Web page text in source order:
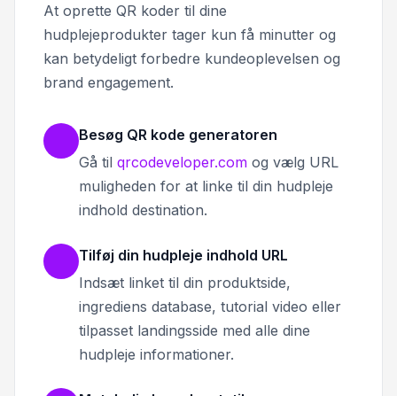
At oprette QR koder til dine
hudplejeprodukter tager kun få minutter og
kan betydeligt forbedre kundeoplevelsen og
brand engagement.
Besøg QR kode generatoren
Gå til qrcodeveloper.com og vælg URL
muligheden for at linke til din hudpleje
indhold destination.
Tilføj din hudpleje indhold URL
Indsæt linket til din produktside,
ingrediens database, tutorial video eller
tilpasset landingsside med alle dine
hudpleje informationer.